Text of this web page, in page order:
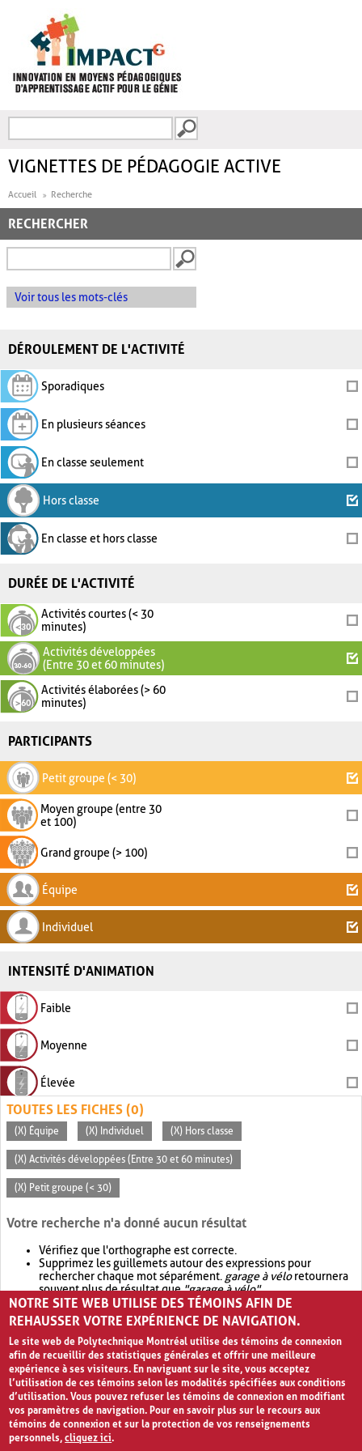
FORMULAIRE DE
VIGNETTES DE PÉDAGOGIE ACTIVE
Accueil Recherche
RECHERCHER
Voir tous les mots-clés
DÉROULEMENT DE L'ACTIVITÉ
Sporadiques
En plusieurs séances
En classe seulement
Hors classe
En classe et hors classe
DURÉE DE L'ACTIVITÉ
Activités courtes (< 30
minutes)
Activités développées
(Entre 30 et 60 minutes)
Activités élaborées (> 60
minutes)
PARTICIPANTS
Petit groupe (< 30)
Moyen groupe (entre 30
et 100)
Grand groupe (> 100)
Équipe
Individuel
INTENSITÉ D'ANIMATION
Faible
Moyenne
Élevée
TOUTES LES FICHES (0)
(X) Équipe (X) Individuel (X) Hors classe
(X) Activités développées (Entre 30 et 60 minutes)
(X) Petit groupe (< 30)
Votre recherche n'a donné aucun résultat
Vérifiez que l'orthographe est correcte.
Supprimez les guillemets autour des expressions pour
rechercher chaque mot séparément. garage à véloretournera
souvent plus de résultat que"garage à vélo".
Envisagez d'élargir votre recherche avec OR.garage OR vélo
retournera souvent plus de résultat quegarage à vélo
NOTRE SITE WEB UTILISE DES TÉMOINS AFIN DE
REHAUSSER VOTRE EXPÉRIENCE DE NAVIGATION.
Le site web de Polytechnique Montréal utilise des témoins de connexion
afin de recueillir des statistiques générales et offrir une meilleure
expérience à ses visiteurs. En naviguant sur le site, vous acceptez
l’utilisation de ces témoins selon les modalités spécifiées aux conditions
d’utilisation. Vous pouvez refuser les témoins de connexion en modifiant
vos paramètres de navigation. Pour en savoir plus sur le recours aux
témoins de connexion et sur la protection de vos renseignements
personnels,cliquez ici.